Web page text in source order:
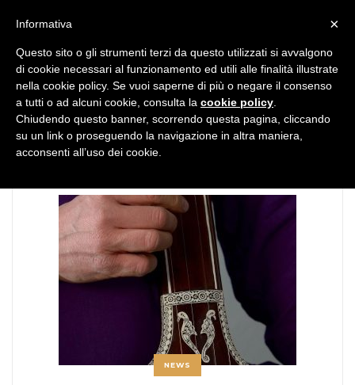
TAG: fusion
NEWS
×
Informativa
Questo sito o gli strumenti terzi da questo utilizzati si avvalgono
di cookie necessari al funzionamento ed utili alle finalità illustrate
nella cookie policy. Se vuoi saperne di più o negare il consenso
a tutti o ad alcuni cookie, consulta la cookie policy
Chiudendo questo banner, scorrendo questa pagina, cliccando
su un link o proseguendo la navigazione in altra maniera,
acconsenti all’uso dei cookie.